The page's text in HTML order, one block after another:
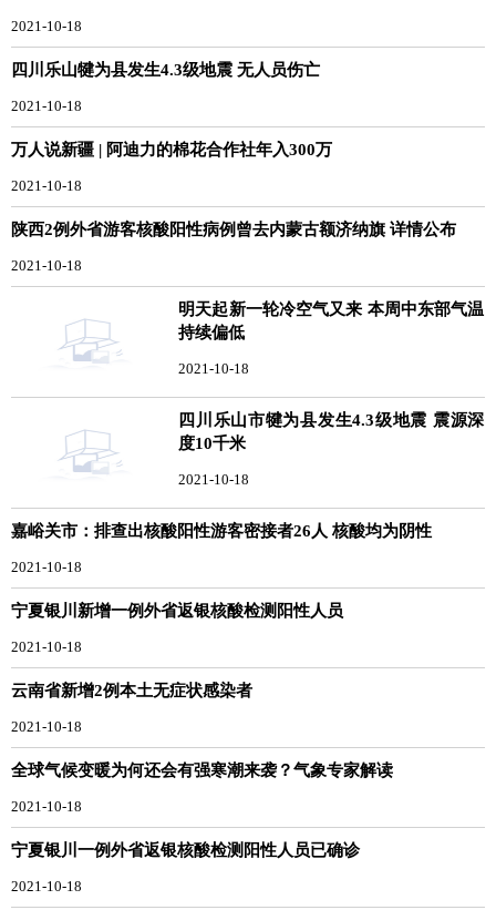
2021-10-18
四川乐山犍为县发生4.3级地震 无人员伤亡
2021-10-18
万人说新疆 | 阿迪力的棉花合作社年入300万
2021-10-18
陕西2例外省游客核酸阳性病例曾去内蒙古额济纳旗 详情公布
2021-10-18
明天起新一轮冷空气又来 本周中东部气温
持续偏低
2021-10-18
四川乐山市犍为县发生4.3级地震 震源深
度10千米
2021-10-18
嘉峪关市：排查出核酸阳性游客密接者26人 核酸均为阴性
2021-10-18
宁夏银川新增一例外省返银核酸检测阳性人员
2021-10-18
云南省新增2例本土无症状感染者
2021-10-18
全球气候变暖为何还会有强寒潮来袭？气象专家解读
2021-10-18
宁夏银川一例外省返银核酸检测阳性人员已确诊
2021-10-18